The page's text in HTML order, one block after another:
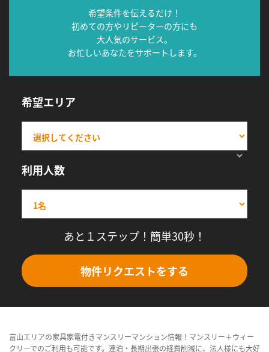
希望条件を伝えるだけ！
初めての方やリピーターの方にも
大人気のサービス。
お忙しいあなたをサポートします。
希望エリア
利用人数
あと１ステップ！簡単30秒！
物件リクエストをする
富山エリアの家具家電付きマンスリーマンション情報！マンスリー＋ウィー
クリーでのご利用も可能です。連泊・長期出張の経費削減に、法人様にも大好